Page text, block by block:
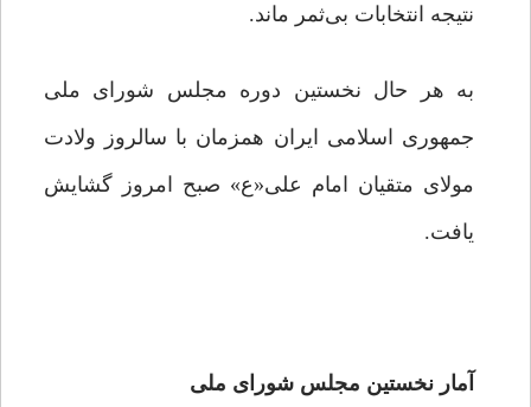
نتیجه انتخابات بی‌ثمر ماند.
به هر حال نخستین دوره مجلس شورای ملی
جمهوری اسلامی ایران همزمان با سالروز ولادت
مولای متقیان امام علی«ع» صبح امروز گشایش
یافت.
آمار نخستین مجلس شورای ملی